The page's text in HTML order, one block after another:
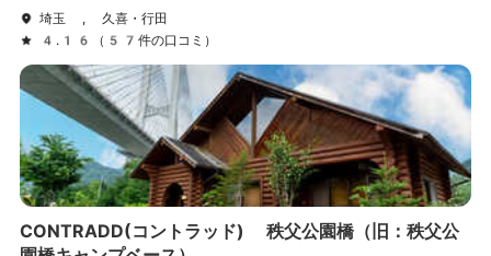
埼玉 , 久喜・行田
4.16（57件の口コミ）
CONTRADD(コントラッド) 秩父公園橋（旧：秩父公